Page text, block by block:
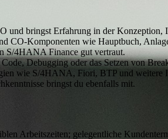
und bringst Erfahrung in der
CO‑Komponenten wie Hauptbuch,
S/4HANA Finance gut vertraut.
Debugging oder das Setzen von
wie S/4HANA, Fiori, BTP und weitere
bringst du ebenfalls mit.
Arbeitszeiten; gelegentliche